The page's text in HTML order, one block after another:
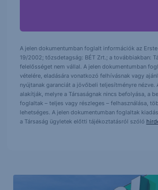
A jelen dokumentumban foglalt információk az
19/2002; tőzsdetagság: BÉT Zrt.; a továbbiakban:
felelősséget nem vállal. A jelen dokumentumban
vételére, eladására vonatkozó felhívásnak vagy
nyújtanak garanciát a jövőbeli teljesítményre
alakítják, melyre a Társaságnak nincs befolyása, a
foglaltak – teljes vagy részleges – felhasználása,
lehetséges. A jelen dokumentumban foglaltak
a Társaság ügyletek előtti tájékoztatásról szóló